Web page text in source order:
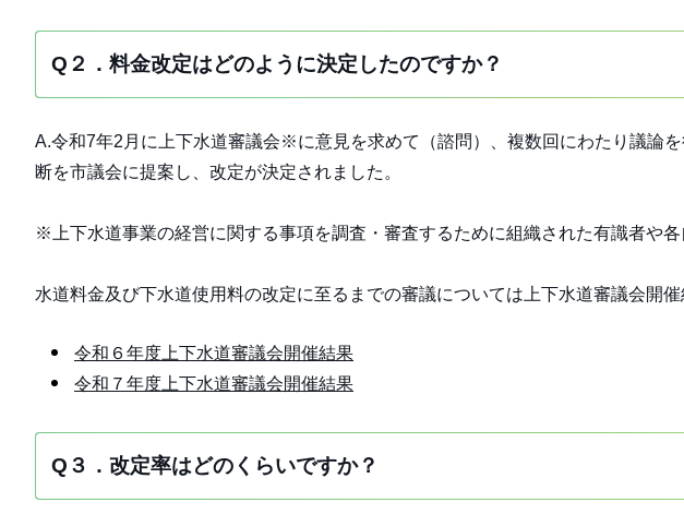
Q２．料金改定はどのように決定したのですか？
A.令和7年2月に上下水道審議会※に意見を求めて（諮問）、複数回にわたり議論
断を市議会に提案し、改定が決定されました。
※上下水道事業の経営に関する事項を調査・審査するために組織された有識者や
水道料金及び下水道使用料の改定に至るまでの審議については上下水道審議会開催
令和６年度上下水道審議会開催結果
令和７年度上下水道審議会開催結果
Q３．改定率はどのくらいですか？